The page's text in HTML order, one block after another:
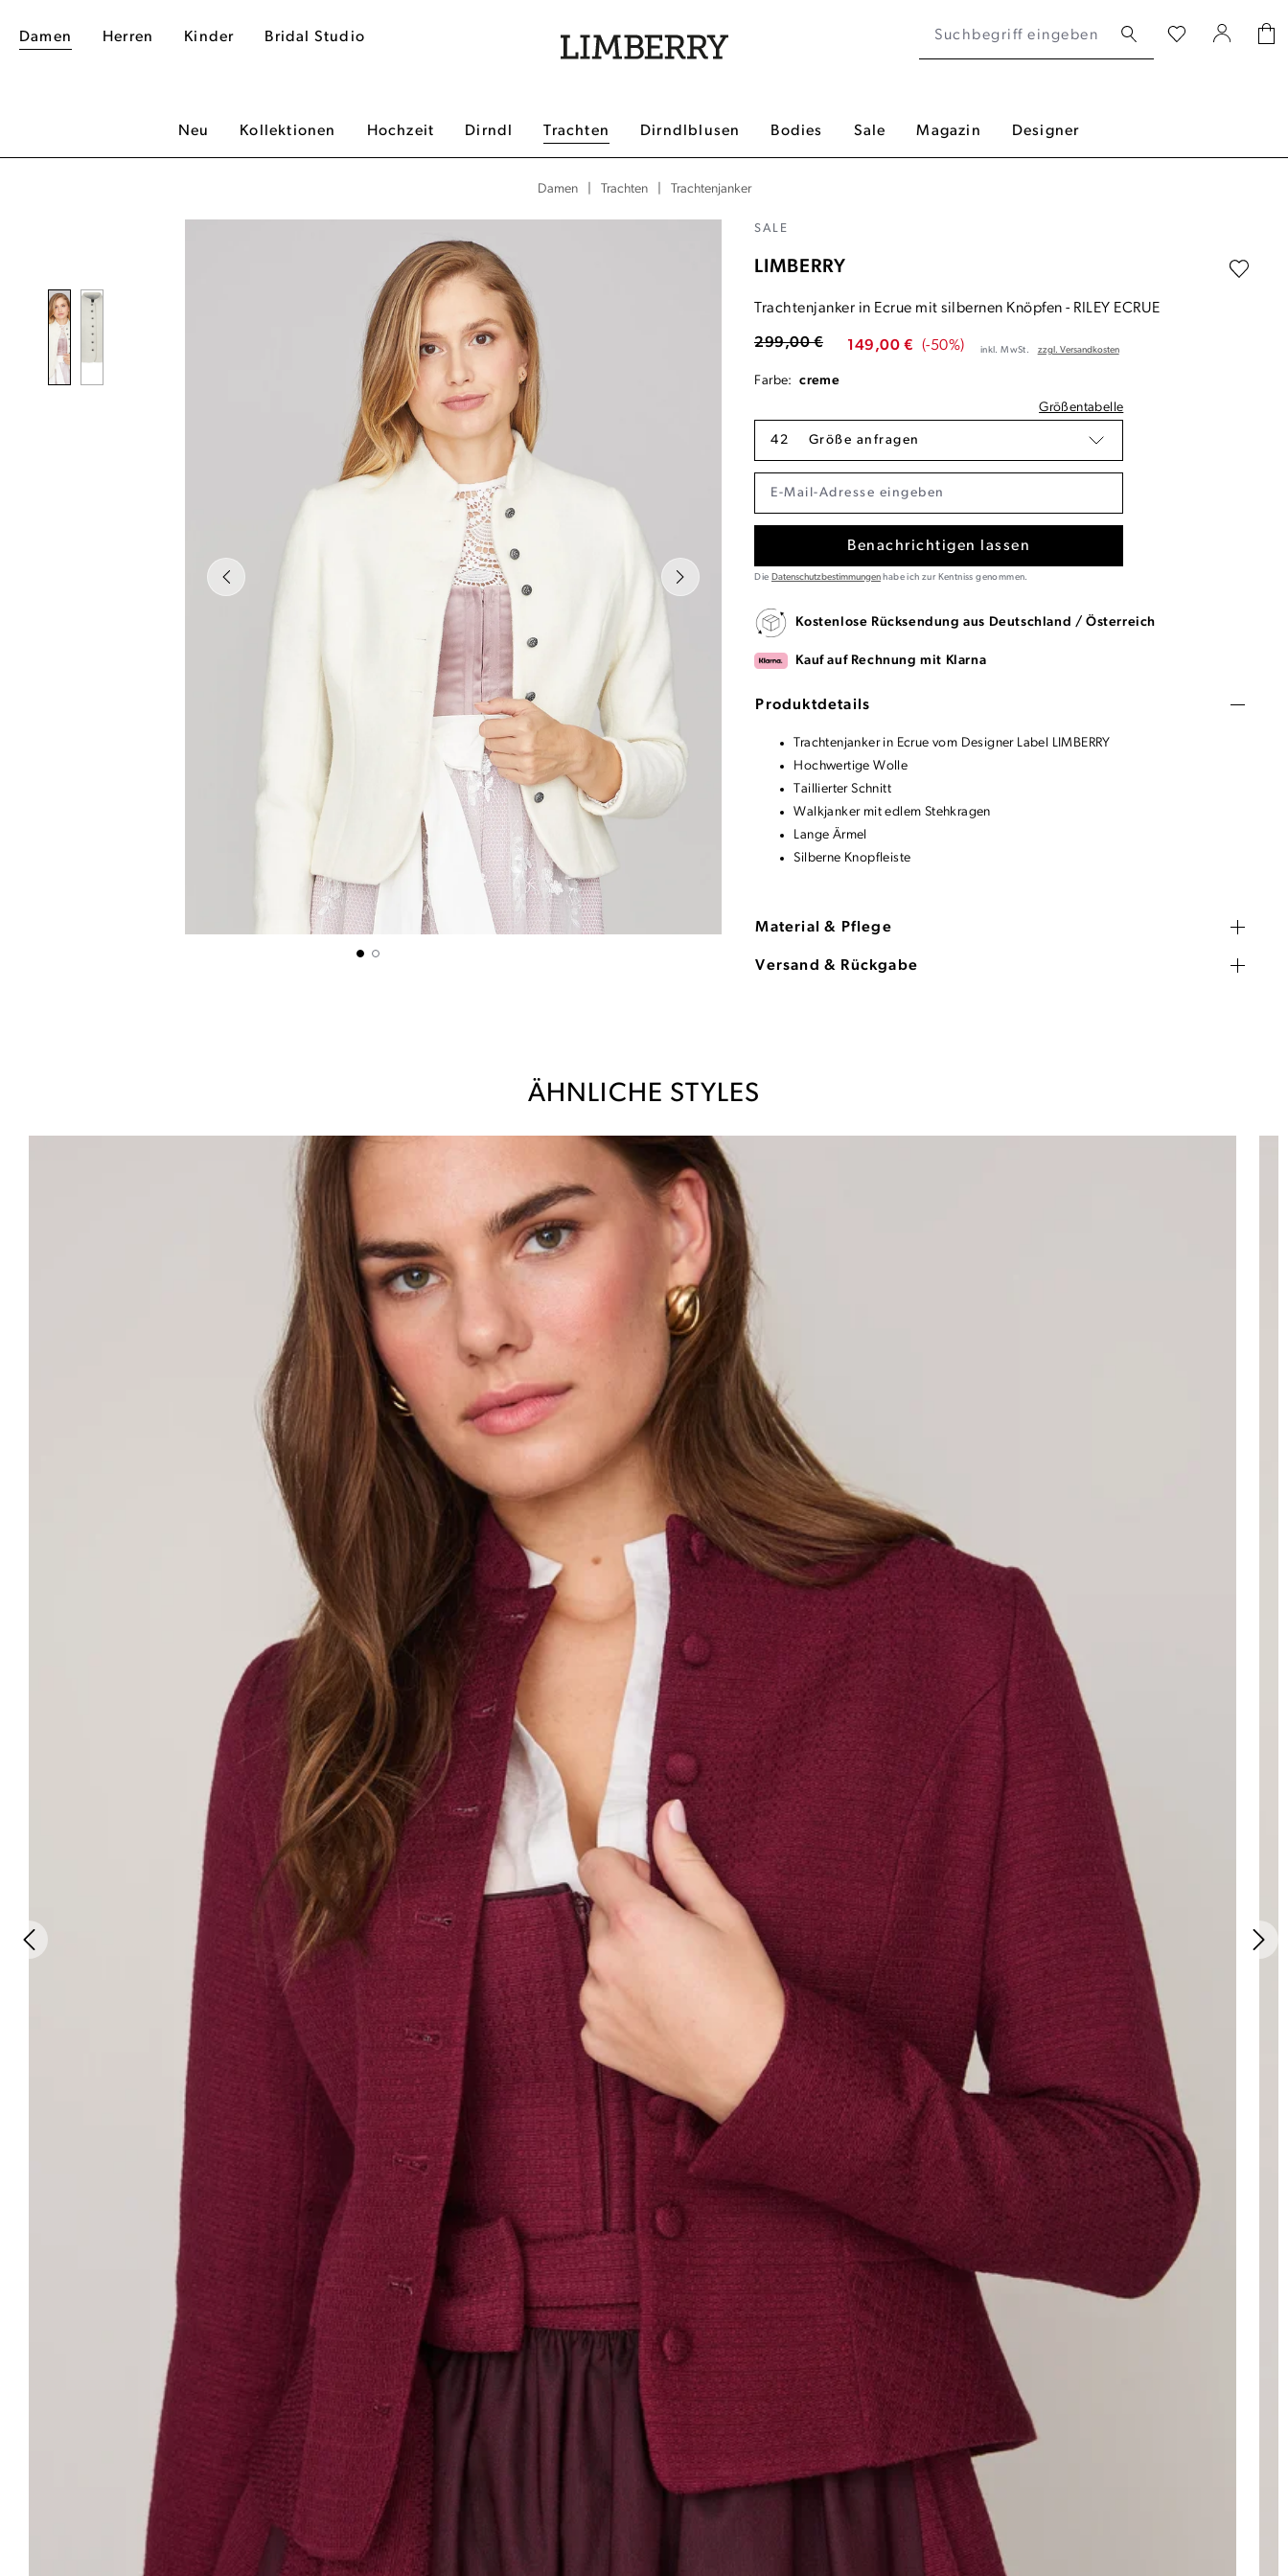
Damen Herren Kinder Bridal Studio
Neu Kollektionen Hochzeit Dirndl Trachten Dirndlblusen Bodies Sale Magazin Designer
Damen Trachten Trachtenjanker
SALE
LIMBERRY
Trachtenjanker in Ecrue mit silbernen Knöpfen - RILEY ECRUE
149,00 € (-50%)
299,00 € inkl. MwSt. zzgl. Versandkosten
Farbe:
creme
Größentabelle
42 Größe anfragen
Benachrichtigen lassen
Die Datenschutzbestimmungenhabe ich zur Kentniss genommen.
Kostenlose Rücksendung aus Deutschland / Österreich
Kauf auf Rechnung mit Klarna
Produktdetails
Trachtenjanker in Ecrue vom Designer Label LIMBERRY
Hochwertige Wolle
Taillierter Schnitt
Walkjanker mit edlem Stehkragen
Lange Ärmel
Silberne Knopfleiste
Material & Pflege
Versand & Rückgabe
ÄHNLICHE STYLES